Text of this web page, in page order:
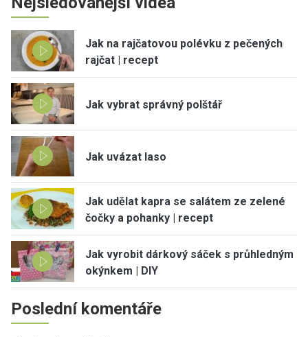
Jak na rajčatovou polévku z pečených
rajčat | recept
Jak vybrat správný polštář
Jak uvázat laso
Jak udělat kapra se salátem ze zelené
čočky a pohanky | recept
Jak vyrobit dárkový sáček s průhledným
okýnkem | DIY
Poslední komentáře